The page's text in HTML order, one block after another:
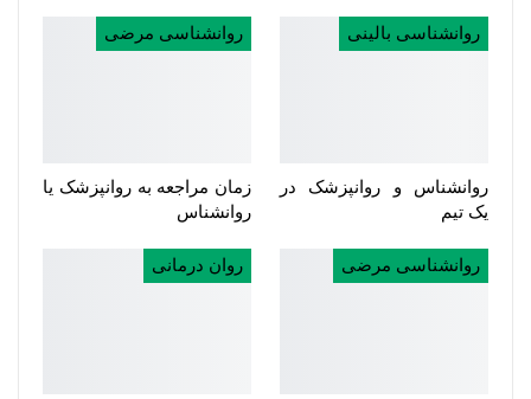
روانشناسی بالینی
روانشناس و روانپزشک در
یک تیم
روانشناسی مرضی
زمان مراجعه به روانپزشک یا
روانشناس
روانشناسی مرضی روان درمانی